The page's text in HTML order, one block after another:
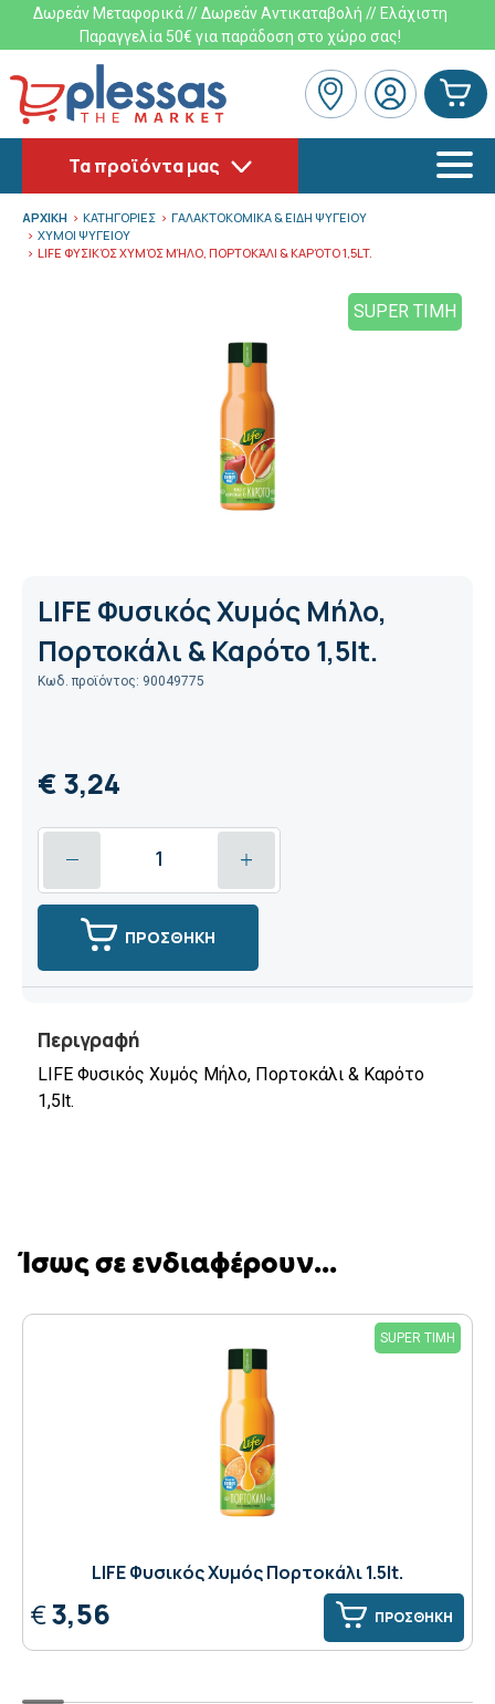
Δωρεάν Μεταφορικά // Δωρεάν Αντικαταβολή // Ελάχιστη
Παραγγελία 50€ για παράδοση στο χώρο σας!
Τα προϊόντα μας
ΑΡΧΙΚΗ ΚΑΤΗΓΟΡΙΕΣ
ΓΑΛΑΚΤΟΚΟΜΙΚΑ & ΕΙΔΗ ΨΥΓΕΙΟΥ
ΧΥΜΟΙ ΨΥΓΕΙΟΥ
LIFE ΦΥΣΙΚΌΣ ΧΥΜΌΣ ΜΉΛΟ, ΠΟΡΤΟΚΆΛΙ & ΚΑΡΌΤΟ 1,5LT.
SUPER ΤΙΜΗ
LIFE Φυσικός Χυμός Μήλο,
Πορτοκάλι & Καρότο 1,5lt.
Κωδ. προϊόντος: 90049775
€ 3,24
ΠΡΟΣΘΗΚΗ
Περιγραφή
LIFE Φυσικός Χυμός Μήλο, Πορτοκάλι & Καρότο
1,5lt.
Ίσως σε ενδιαφέρουν...
SUPER ΤΙΜΗ
LIFE Φυσικός Χυμός Πορτοκάλι 1.5lt.
€3,56 ΠΡΟΣΘΗΚΗ